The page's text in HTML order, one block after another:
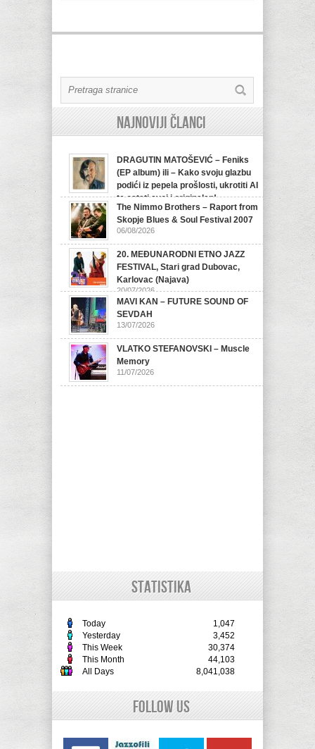
Najnoviji članci
DRAGUTIN MATOŠEVIĆ – Feniks
(EP album) ili – Kako svoju glazbu
podići iz pepela prošlosti, ukrotiti AI
te ostati svoj i originalan!
07/08/2026
The Nimmo Brothers – Raport from
Skopje Blues & Soul Festival 2007
06/08/2026
20. MEĐUNARODNI ETNO JAZZ
FESTIVAL, Stari grad Dubovac,
Karlovac (Najava)
20/07/2026
MAVI KAN – FUTURE SOUND OF
SEVDAH
13/07/2026
VLATKO STEFANOVSKI – Muscle
Memory
11/07/2026
STATISTIKA
Today
1,047
Yesterday
3,452
This Week
30,374
This Month
44,103
All Days
8,041,038
Follow Us